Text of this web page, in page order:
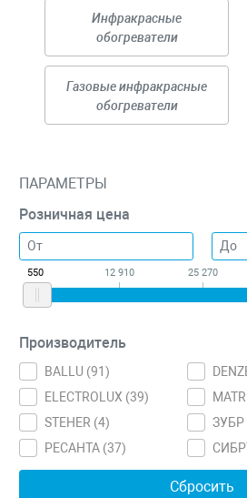
Инфракрасные
обогреватели
Газовые инфракрасные
обогреватели
ПАРАМЕТРЫ
Розничная цена
550 12 910 25 270
Производитель
BALLU (91)
ELECTROLUX (39)
STEHER (4) ЗУБР
РЕСАНТА (37)